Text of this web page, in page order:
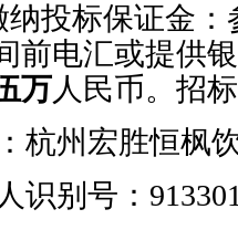
纳投标保证金
前电汇或提供
万人民币。招
杭州宏胜恒枫
识别号：